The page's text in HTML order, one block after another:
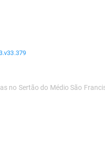
no Sertão do Médio São